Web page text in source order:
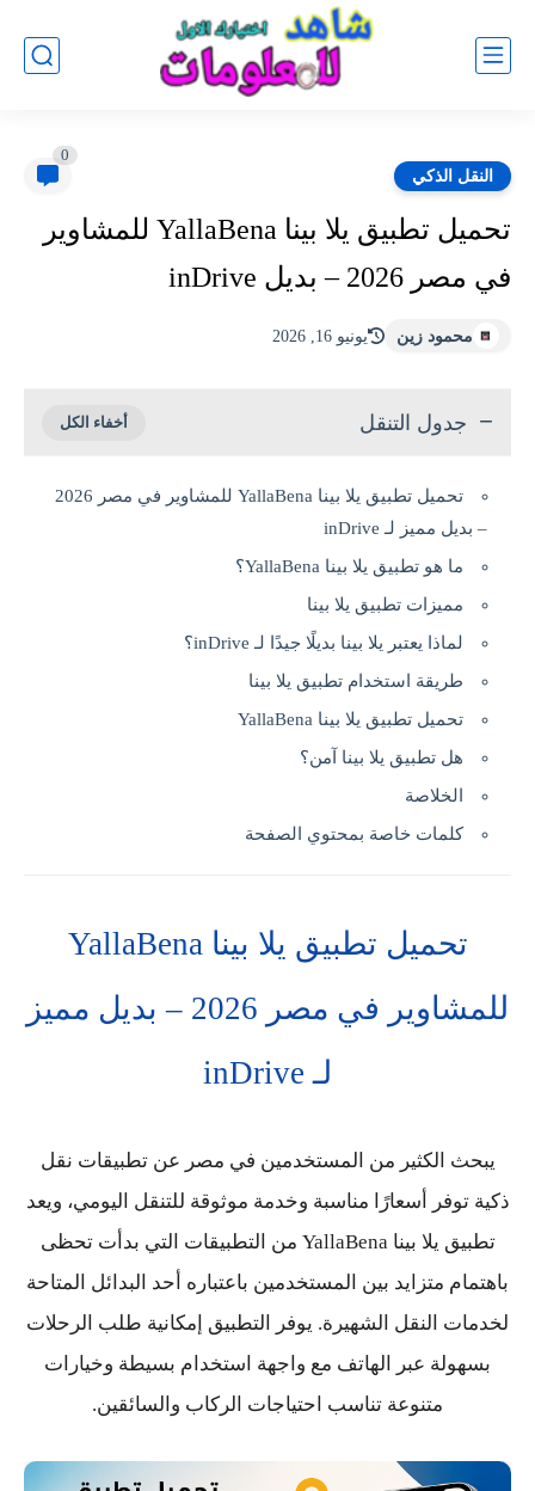
النقل الذكي
0
تحميل تطبيق يلا بينا YallaBena للمشاوير
في مصر 2026 – بديل inDrive
محمود زين يونيو 16, 2026
جدول التنقل
تحميل تطبيق يلا بينا YallaBena للمشاوير في مصر 2026
– بديل مميز لـ inDrive
ما هو تطبيق يلا بينا YallaBena؟
مميزات تطبيق يلا بينا
لماذا يعتبر يلا بينا بديلًا جيدًا لـ inDrive؟
طريقة استخدام تطبيق يلا بينا
تحميل تطبيق يلا بينا YallaBena
هل تطبيق يلا بينا آمن؟
الخلاصة
كلمات خاصة بمحتوي الصفحة
تحميل تطبيق يلا بينا YallaBena
للمشاوير في مصر 2026 – بديل مميز
لـ inDrive
يبحث الكثير من المستخدمين في مصر عن تطبيقات نقل
ذكية توفر أسعارًا مناسبة وخدمة موثوقة للتنقل اليومي، ويعد
تطبيق يلا بينا YallaBena
من التطبيقات التي بدأت تحظى
باهتمام متزايد بين المستخدمين باعتباره أحد البدائل المتاحة
لخدمات النقل الشهيرة. يوفر التطبيق إمكانية طلب الرحلات
بسهولة عبر الهاتف مع واجهة استخدام بسيطة وخيارات
متنوعة تناسب احتياجات الركاب والسائقين.